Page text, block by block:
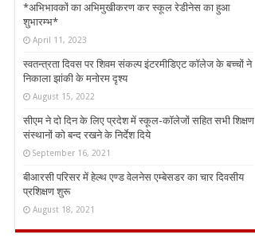
*अभिभावकों का अभिमुखीकरण कर स्कूल रेडीनेस का हुआ
शुभारम्भ*
April 11, 2023
स्वतन्त्रता दिवस पर शिवम संकल्प इंटरमीडिएट कॉलेज के बच्चों ने
निकाला झांकी के मनोरम दृश्य
August 15, 2022
सीएम ने दो दिन के लिए प्रदेश में स्कूल-कॉलेजों सहित सभी शिक्षण
संस्थानों को बन्द रखने के निर्देश दिये
September 16, 2021
बीआरसी परिसर में हेल्थ एण्ड वेलनेस एम्बेसडर का चार दिवसीय
प्रशिक्षण शुरू
August 18, 2021